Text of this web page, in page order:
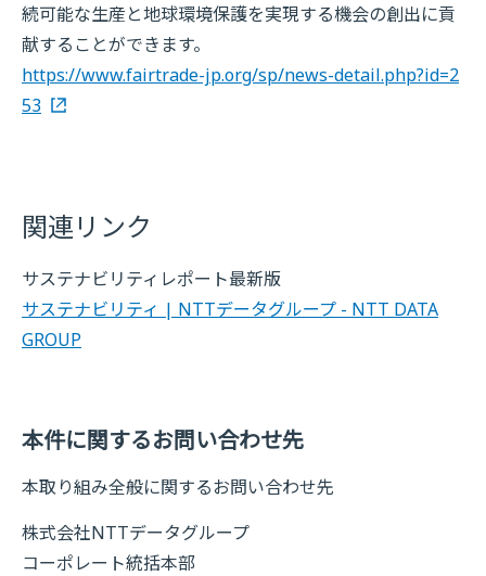
続可能な生産と地球環境保護を実現する機会の創出に貢
献することができます。
https://www.fairtrade-jp.org/sp/news-detail.php?id=2
53
関連リンク
サステナビリティレポート最新版
サステナビリティ | NTTデータグループ - NTT DATA
GROUP
本件に関するお問い合わせ先
本取り組み全般に関するお問い合わせ先
株式会社NTTデータグループ
コーポレート統括本部